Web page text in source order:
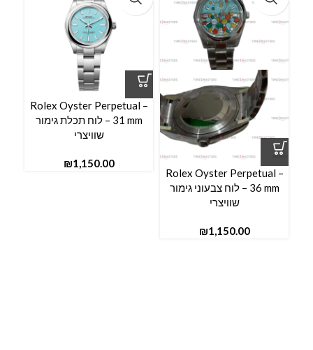
Rolex Oyster Perpetual –
36 mm – לוח צבעוני גימור
שוויצרי
₪
Rolex Oyster Perpetual –
31 mm – לוח תכלת גימור
שוויצרי
₪